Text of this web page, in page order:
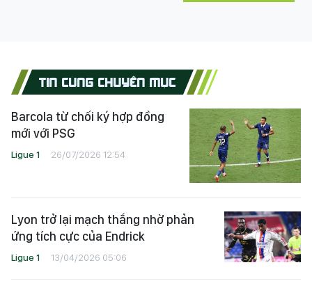
TIN CÙNG CHUYÊN MỤC
Barcola từ chối ký hợp đồng
mới với PSG
Ligue 1 26/07/2026 12:54
Lyon trở lại mạch thắng nhờ phản
ứng tích cực của Endrick
Ligue 1 13/04/2026 05:06